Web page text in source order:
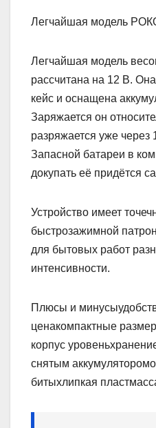
Легчайшая модель
Легчайшая модель
рассчитана на 12 В.
кейс и оснащена
Заряжается он
разряжается уже через
Запасной батареи в
докупать её придётся
Устройство имеет
быстрозажимной
для бытовых работ
интенсивности.
Плюсы и
ценакомпактные
корпус
снятым
битыхлипкая